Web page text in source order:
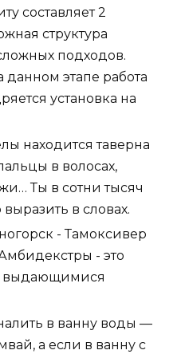
составляет 2
структура
подходов.
этапе работа
установка на
находится таверна
в волосах,
Ты в сотни тысяч
в словах.
- Тамоксивер
- это
выдающимися
в ванну воды —
а если в ванну с